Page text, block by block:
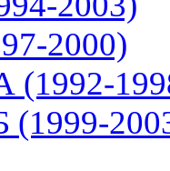
2000)
(1992-
(1999-